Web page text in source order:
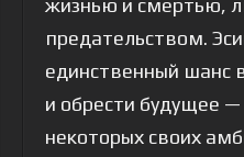
жизнью и смертью,
предательством.
единственный шанс
и обрести будущее —
некоторых своих